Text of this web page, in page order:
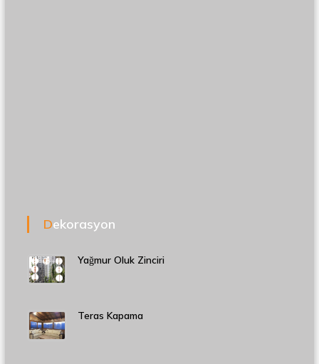
Dekorasyon
Yağmur Oluk Zinciri
Teras Kapama